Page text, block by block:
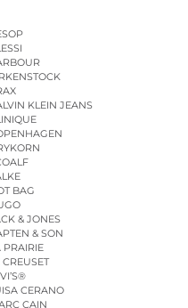
KLEIN JEANS
BAG
& JONES
& SON
PRAIRIE
CREUSET
CERANO
CAIN